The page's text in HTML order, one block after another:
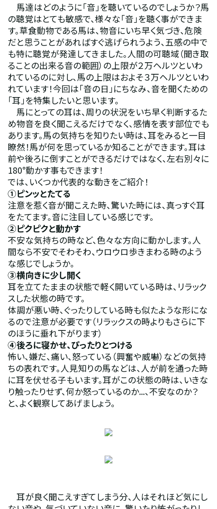
馬達はどのように「音」を聴いているのでしょうか？馬
の聴覚はとても敏感で、様々な「音」を聴く事ができま
す。草食動物である馬は、物音にいち早く気づき、危険
だと思うことがあればすぐ逃げられうよう、五感の中で
も特に聴覚が発達してきました。人間の可聴域（聞き取
ることの出来る音の範囲）の上限が２万ヘルツといわ
れているのに対し、馬の上限はおよそ３万ヘルツといわ
れています！今回は「音の日」にちなみ、音を聞くための
「耳」を特集したいと思います。
馬にとっての耳は、周りの状況をいち早く判断するた
め物音を良く聞こえるだけでなく、感情を表す部位でも
あります。馬の気持ちを知りたい時は、耳をみると一目
瞭然！馬が何を思っているか知ることができます。耳は
前や後ろに倒すことができるだけではなく、左右別々に
180°動かす事もできます！
では、いくつか代表的な動きをご紹介！
①ピンッとたてる
注意を惹く音が聞こえた時、驚いた時には、真っすぐ耳
をたてます。音に注目している感じです。
②ピクピクと動かす
不安な気持ちの時など、色々な方向に動かします。人
間なら不安でそわそわ、ウロウロ歩きまわる時のよう
な感じでしょうか。
③横向きに少し開く
耳を立てたままの状態で軽く開いている時は、リラック
スした状態の時です。
体調が悪い時、ぐったりしている時も似たような形にな
るので注意が必要です（リラックスの時よりもさらに下
のほうに垂れ下がります）
④後ろに寝かせ、ぴったりとつける
怖い、嫌だ、痛い、怒っている（興奮や威嚇）などの気持
ちの表れです。人見知りの馬などは、人が前を通った時
に耳を伏せる子もいます。耳がこの状態の時は、いきな
り触ったりせず、何か怒っているのか...、不安なのか？
と、よく観察してあげましょう。
耳が良く聞こえすぎてしまう分、人はそれほど気にし